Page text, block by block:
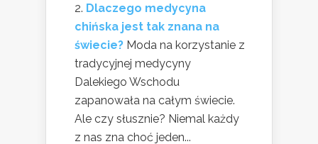
Dlaczego medycyna
chińska jest tak znana na
świecie? Moda na korzystanie z
tradycyjnej medycyny
Dalekiego Wschodu
zapanowała na całym świecie.
Ale czy słusznie? Niemal każdy
z nas zna choć jeden...